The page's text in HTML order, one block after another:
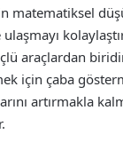
matematiksel
araçlardan
için çaba
artırmakla